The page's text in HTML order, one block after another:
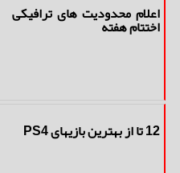
اعلام محدودیت های ترافیکی
اختتام هفته
12 تا از بهترین بازیهای PS4